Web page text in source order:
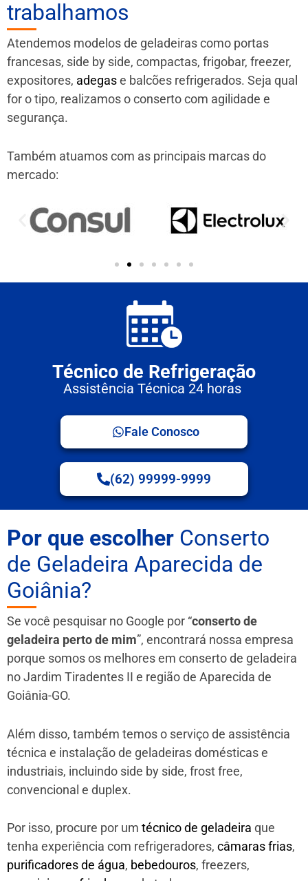
trabalhamos
Atendemos modelos de geladeiras como portas
francesas, side by side, compactas, frigobar, freezer,
expositores, adegase balcões refrigerados. Seja qual
for o tipo, realizamos o conserto com agilidade e
segurança.
Também atuamos com as principais marcas do
mercado:
Técnico de Refrigeração
Assistência Técnica 24 horas
Fale Conosco
(62) 99999-9999
Por que escolher Conserto
de Geladeira Aparecida de
Goiânia?
Se você pesquisar no Google por “conserto de
geladeira perto de mim”, encontrará nossa empresa
porque somos os melhores em conserto de geladeira
no Jardim Tiradentes II e região de Aparecida de
Goiânia-GO.
Além disso, também temos o serviço de assistência
técnica e instalação de geladeiras domésticas e
industriais, incluindo side by side, frost free,
convencional e duplex.
Por isso, procure por um técnico de geladeira que
tenha experiência com refrigeradores, câmaras frias,
purificadores de água, bebedouros, freezers,